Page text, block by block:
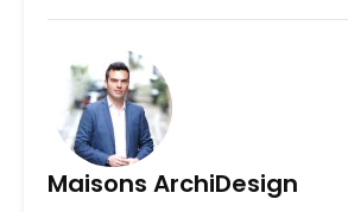
Maisons ArchiDesign